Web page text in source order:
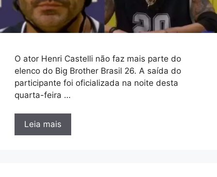
O ator Henri Castelli não faz mais parte do
elenco do Big Brother Brasil 26. A saída do
participante foi oficializada na noite desta
quarta-feira …
Leia mais